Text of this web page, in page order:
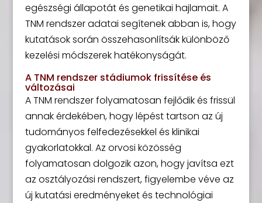
egészségi állapotát és genetikai hajlamait. A
TNM rendszer adatai segítenek abban is, hogy
kutatások során összehasonlítsák különböző
kezelési módszerek hatékonyságát.
A TNM rendszer stádiumok frissítése és
változásai
A TNM rendszer folyamatosan fejlődik és frissül
annak érdekében, hogy lépést tartson az új
tudományos felfedezésekkel és klinikai
gyakorlatokkal. Az orvosi közösség
folyamatosan dolgozik azon, hogy javítsa ezt
az osztályozási rendszert, figyelembe véve az
új kutatási eredményeket és technológiai